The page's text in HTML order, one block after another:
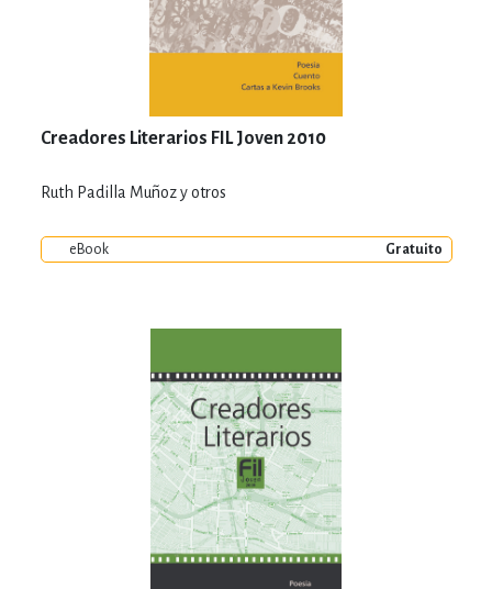
Creadores Literarios FIL Joven 2010
Ruth Padilla Muñoz y otros
eBook Gratuito